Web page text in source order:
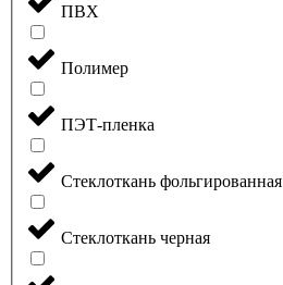
ПВХ
Полимер
ПЭТ-пленка
Стеклоткань фольгированная
Стеклоткань черная